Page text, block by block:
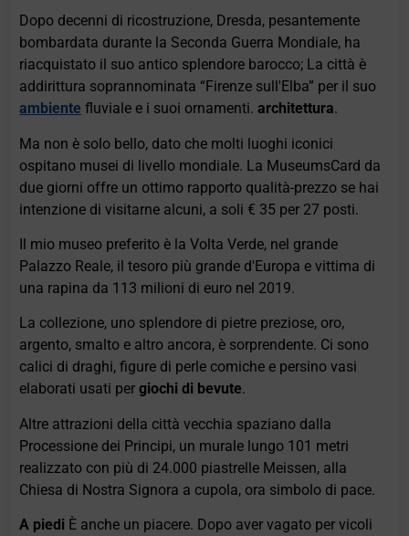
Dopo decenni di ricostruzione, Dresda, pesantemente
bombardata durante la Seconda Guerra Mondiale, ha
riacquistato il suo antico splendore barocco; La città è
addirittura soprannominata “Firenze sull'Elba” per il suo
ambiente fluviale e i suoi ornamenti.architettura.
Ma non è solo bello, dato che molti luoghi iconici
ospitano musei di livello mondiale. La MuseumsCard da
due giorni offre un ottimo rapporto qualità-prezzo se hai
intenzione di visitarne alcuni, a soli € 35 per 27 posti.
Il mio museo preferito è la Volta Verde, nel grande
Palazzo Reale, il tesoro più grande d'Europa e vittima di
una rapina da 113 milioni di euro nel 2019.
La collezione, uno splendore di pietre preziose, oro,
argento, smalto e altro ancora, è sorprendente. Ci sono
calici di draghi, figure di perle comiche e persino vasi
elaborati usati pergiochi di bevute.
Altre attrazioni della città vecchia spaziano dalla
Processione dei Principi, un murale lungo 101 metri
realizzato con più di 24.000 piastrelle Meissen, alla
Chiesa di Nostra Signora a cupola, ora simbolo di pace.
A piedi È anche un piacere. Dopo aver vagato per vicoli